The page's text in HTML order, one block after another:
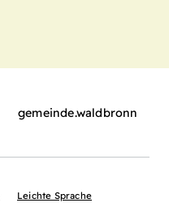
gemeinde.waldbronn
Leichte Sprache